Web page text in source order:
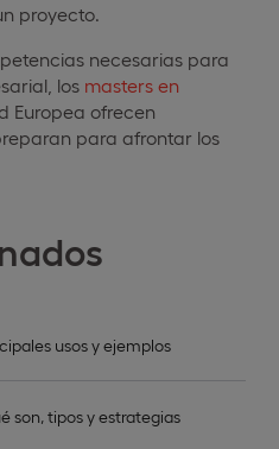
usos y ejemplos
son, tipos y estrategias
proyecto.
necesarias para
los masters en
Europea ofrecen
para afrontar los